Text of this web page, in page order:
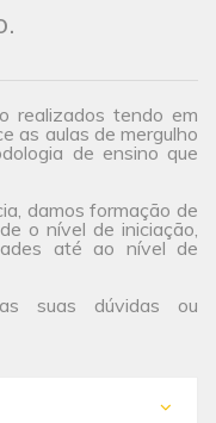
realizados tendo em
as aulas de mergulho
de ensino que
damos formação de
o nível de iniciação,
até ao nível de
suas dúvidas ou